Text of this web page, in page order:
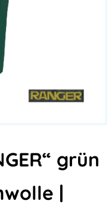
grün
|